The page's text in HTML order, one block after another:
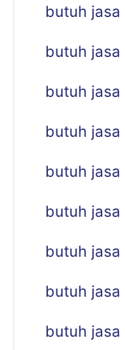
butuh
butuh
butuh
butuh
butuh
butuh
butuh
butuh
butuh